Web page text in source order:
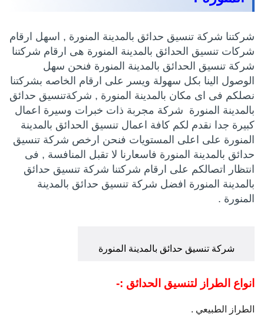
شركتنا شركة تنسيق حدائق بالمدينة المنورة , اسهل ارقام
شركات تنسيق الحدائق بالمدينة المنورة هى ارقام شركتنا
شركة تنسيق الحدائق بالمدينة المنورة فنحن سهل
الوصول الينا بكل سهولة ويسر على ارقام الخاصه بشركتنا
نصلكم فى اى مكان بالمدينة المنورة , شركةتنسيق حدائق
بالمدينة المنورة شركة مجربة ذات خبرات وسيرة اعمال
كبيرة جدا نقدم لكم كافة اعمال تنسيق الحدائق بالمدينة
المنورة على اعلى المستويات فنحن ارخص شركة تنسيق
حدائق بالمدينة المنورة فاسعارنا لا تقبل المنافسة , فى
انتظار اتصالكم على ارقام شركتنا شركة تنسيق حدائق
بالمدينة المنورة افضل شركة تنسيق حدائق بالمدينة
المنورة .
شركة تنسيق حدائق بالمدينة المنورة
انواع الطراز لتنسيق الحدائق :-
الطراز الطبيعي .